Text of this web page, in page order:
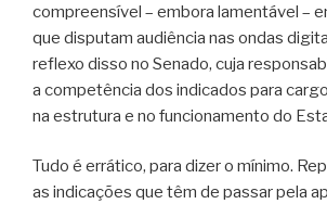
compreensível – embora lamentável –
que disputam audiência nas ondas
reflexo disso no Senado, cuja
a competência dos indicados para
na estrutura e no funcionamento do
Tudo é errático, para dizer o mínimo.
as indicações que têm de passar pela